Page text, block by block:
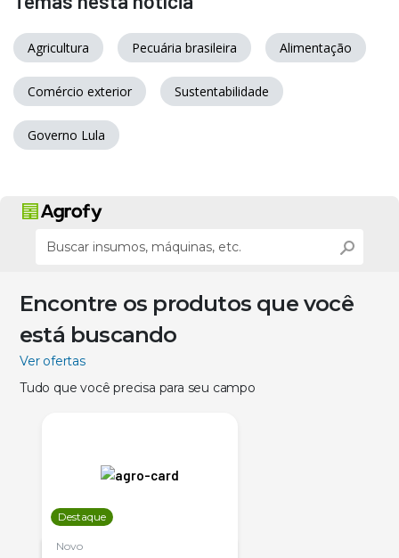
Agricultura Pecuária brasileira Alimentação
Comércio exterior Sustentabilidade
Governo Lula
Encontre os produtos que você
está buscando
Ver ofertas
Tudo que você precisa para seu campo
Destaque
Novo